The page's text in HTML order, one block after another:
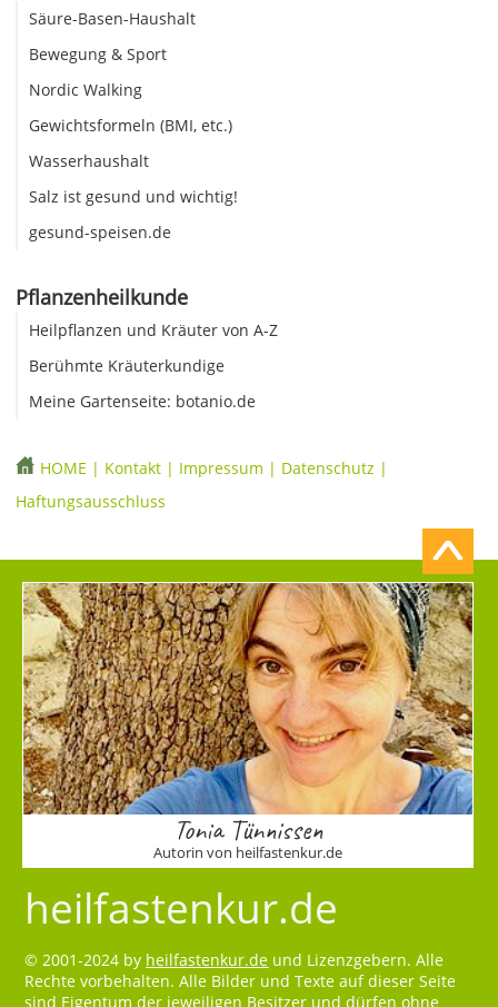
Säure-Basen-Haushalt
Bewegung & Sport
Nordic Walking
Gewichtsformeln (BMI, etc.)
Wasserhaushalt
Salz ist gesund und wichtig!
gesund-speisen.de
Pflanzenheilkunde
Heilpflanzen und Kräuter von A-Z
Berühmte Kräuterkundige
Meine Gartenseite: botanio.de
HOME | Kontakt | Impressum | Datenschutz |
Haftungsausschluss
Tonia Tünnissen
Autorin von heilfastenkur.de
heilfastenkur.de
© 2001-2024 by heilfastenkur.de und Lizenzgebern. Alle
Rechte vorbehalten. Alle Bilder und Texte auf dieser Seite
sind Eigentum der jeweiligen Besitzer und dürfen ohne